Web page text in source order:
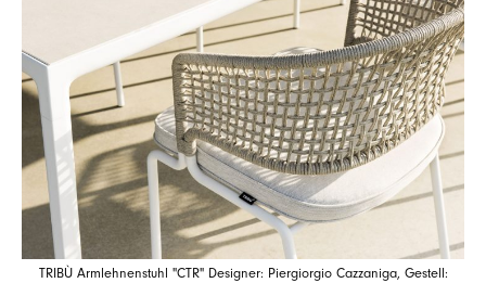
TRIBÙ Armlehnenstuhl "CTR" Designer: Piergiorgio Cazzaniga, Gestell: